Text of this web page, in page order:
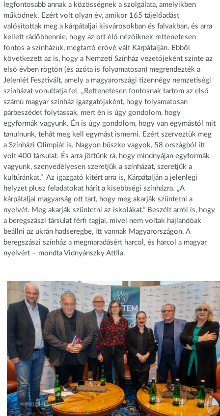
legfontosabb annak a közösségnek a szolgálata, amelyikben
működnek. Ezért volt olyan év, amikor 165 tájelőadást
valósítottak meg a kárpátaljai kisvárosokban és falvakban, és arra
kellett rádöbbennie, hogy az ott élő nézőiknek rettenetesen
fontos a színházuk, megtartó erővé vált Kárpátalján. Ebből
következett az is, hogy a Nemzeti Színház vezetőjeként szinte az
első évben rögtön (és azóta is folyamatosan) megrendezték a
Jelenlét Fesztivált, amely a magyarországi tizennégy nemzetiségi
színházat vonultatja fel. „Rettenetesen fontosnak tartom az első
számú magyar színház igazgatójaként, hogy folyamatosan
párbeszédet folytassak, mert én is úgy gondolom, hogy
egyformák vagyunk. Én is úgy gondolom, hogy van egymástól mit
tanulnunk, tehát meg kell egymást ismerni. Ezért szerveztük meg
a Színházi Olimpiát is. Nagyon büszke vagyok, 58 országból itt
volt 400 társulat. És arra jöttünk rá, hogy mindnyájan egyformák
vagyunk, szenvedélyesen szeretjük a színházat, szeretjük a
kultúránkat.” Az igazgató kitért arra is, Kárpátalján a jelenlegi
helyzet plusz feladatokat hárít a kisebbségi színházra. „A
kárpátaljai magyarság ott tart, hogy meg akarják szüntetni a
nyelvét. Meg akarják szüntetni az iskolákat.” Beszélt arról is, hogy
a beregszászi társulat férfi tagjai, mivel nem voltak hajlandóak
beállni az ukrán hadseregbe, itt vannak Magyarországon. A
beregszászi színház a megmaradásért harcol, és harcol a magyar
nyelvért – mondta Vidnyánszky Attila.